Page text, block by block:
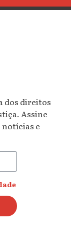
dos direitos
Assine
e